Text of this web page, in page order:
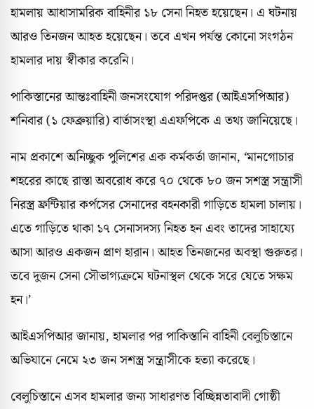
হামলায় আধাসামরিক বাহিনীর ১৮ সেনা নিহত হয়েছেন। এ ঘটনায়
আরও তিনজন আহত হয়েছেন। তবে এখন পর্যন্ত কোনো সংগঠন
হামলার দায় স্বীকার করেনি।
পাকিস্তানের আন্তঃবাহিনী জনসংযোগ পরিদপ্তর (আইএসপিআর)
শনিবার (১ ফেব্রুয়ারি) বার্তাসংস্থা এএফপিকে এ তথ্য জানিয়েছে।
নাম প্রকাশে অনিচ্ছুক পুলিশের এক কর্মকর্তা জানান, ‘মানগোচার
শহরের কাছে রাস্তা অবরোধ করে ৭০ থেকে ৮০ জন সশস্ত্র সন্ত্রাসী
নিরস্ত্র ফ্রন্টিয়ার কর্পসের সেনাদের বহনকারী গাড়িতে হামলা চালায়।
এতে গাড়িতে থাকা ১৭ সেনাসদস্য নিহত হন এবং তাদের সাহায্যে
আসা আরও একজন প্রাণ হারান। আহত তিনজনের অবস্থা গুরুতর।
তবে দুজন সেনা সৌভাগ্যক্রমে ঘটনাস্থল থেকে সরে যেতে সক্ষম
হন।’
আইএসপিআর জানায়, হামলার পর পাকিস্তানি বাহিনী বেলুচিস্তানে
অভিযানে নেমে ২৩ জন সশস্ত্র সন্ত্রাসীকে হত্যা করেছে।
বেলুচিস্তানে এসব হামলার জন্য সাধারণত বিচ্ছিন্নতাবাদী গোষ্ঠী